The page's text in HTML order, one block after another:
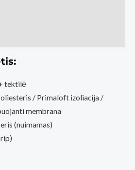
tektilė
/ Primaloft izoliacija /
membrana
(nuimamas)